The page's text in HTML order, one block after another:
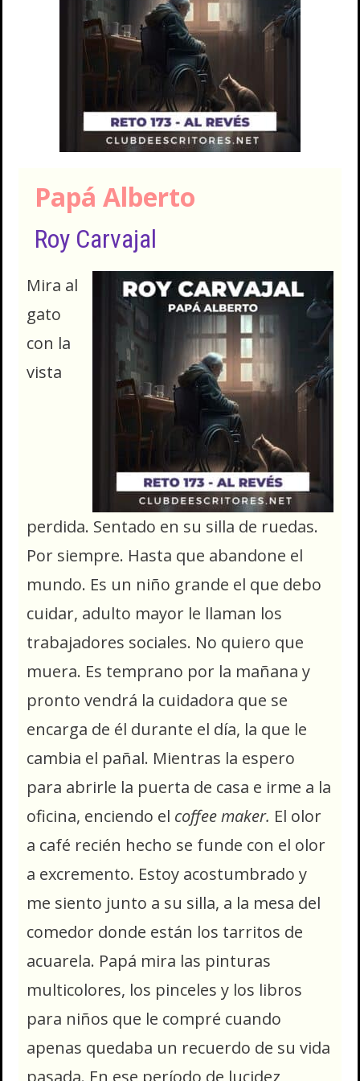
Papá Alberto
Roy Carvajal
Mira al
gato
con la
vista
perdida. Sentado en su silla de ruedas.
Por siempre. Hasta que abandone el
mundo. Es un niño grande el que debo
cuidar, adulto mayor le llaman los
trabajadores sociales. No quiero que
muera. Es temprano por la mañana y
pronto vendrá la cuidadora que se
encarga de él durante el día, la que le
cambia el pañal. Mientras la espero
para abrirle la puerta de casa e irme a la
oficina, enciendo el coffee maker. El olor
a café recién hecho se funde con el olor
a excremento. Estoy acostumbrado y
me siento junto a su silla, a la mesa del
comedor donde están los tarritos de
acuarela. Papá mira las pinturas
multicolores, los pinceles y los libros
para niños que le compré cuando
apenas quedaba un recuerdo de su vida
pasada. En ese período de lucidez